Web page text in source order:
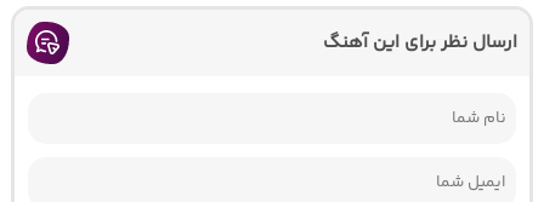
ارسال نظر برای این آهنگ